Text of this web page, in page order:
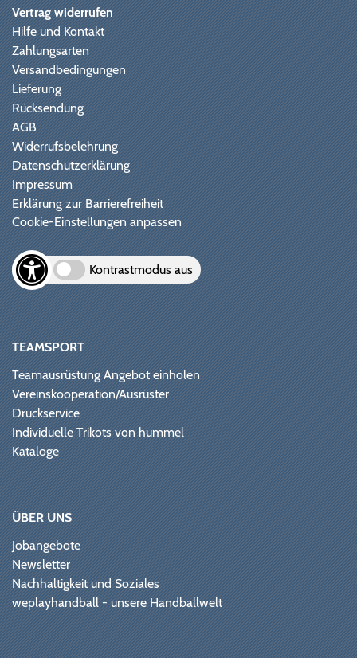
Vertrag widerrufen
Hilfe und Kontakt
Zahlungsarten
Versandbedingungen
Lieferung
Rücksendung
AGB
Widerrufsbelehrung
Datenschutzerklärung
Impressum
Erklärung zur Barrierefreiheit
Cookie-Einstellungen anpassen
Kontrastmodus aus
TEAMSPORT
Teamausrüstung Angebot einholen
Vereinskooperation/Ausrüster
Druckservice
Individuelle Trikots von hummel
Kataloge
ÜBER UNS
Jobangebote
Newsletter
Nachhaltigkeit und Soziales
weplayhandball - unsere Handballwelt